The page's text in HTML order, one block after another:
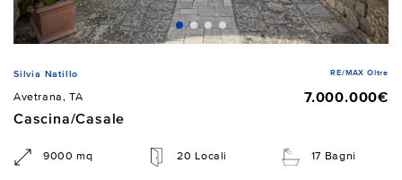
Silvia Natillo RE/MAX Oltre
Avetrana, TA
7.000.000€
Cascina/Casale
9000 mq 20 Locali 17 Bagni